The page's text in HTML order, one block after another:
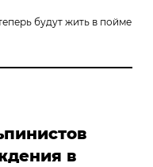
будут жить в пойме
в